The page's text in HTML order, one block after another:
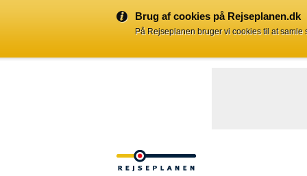
Brug af cookies på Rejseplanen.dk
På Rejseplanen bruger vi cookies til at